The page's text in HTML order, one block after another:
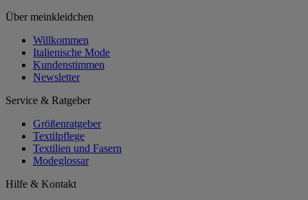
Über meinkleidchen
Willkommen
Italienische Mode
Kundenstimmen
Newsletter
Service & Ratgeber
Größenratgeber
Textilpflege
Textilien und Fasern
Modeglossar
Hilfe & Kontakt